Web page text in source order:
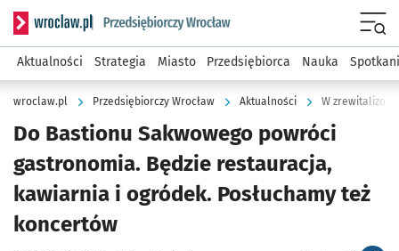
Serwis informacyjny wroclaw.pl podserwis: Strategia
Aktualności Strategia Miasto Przedsiębiorca Nauka
wroclaw.pl Przedsiębiorczy Wrocław Aktualności W
Do Bastionu Sakwowego powróci
gastronomia. Będzie restauracja,
kawiarnia i ogródek. Posłuchamy też
koncertów